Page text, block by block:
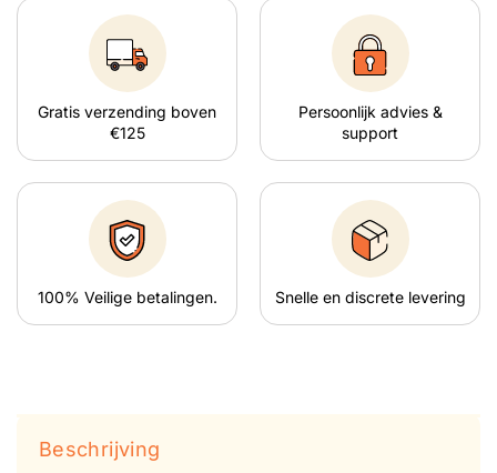
Gratis verzending boven
€125
Persoonlijk advies &
support
100% Veilige betalingen. Snelle en discrete levering
Beschrijving